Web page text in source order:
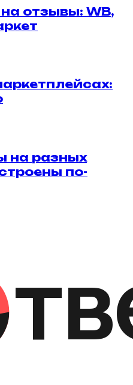
на отзывы: WB,
:
на разных
по-